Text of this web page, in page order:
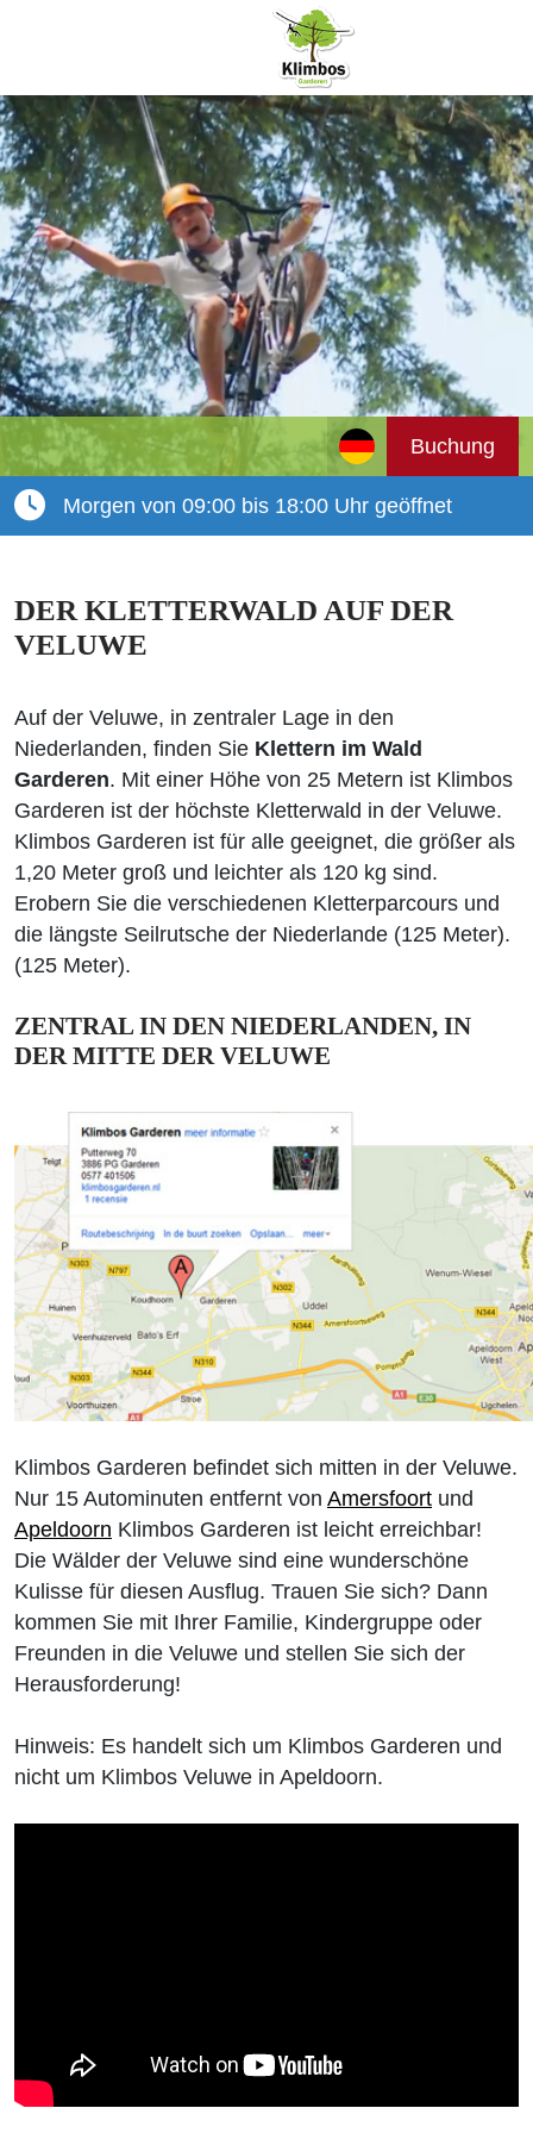
Buchung
Morgen von 09:00 bis 18:00 Uhr geöffnet
DER KLETTERWALD AUF DER
VELUWE
Auf der Veluwe, in zentraler Lage in den
Niederlanden, finden Sie Klettern im Wald
Garderen. Mit einer Höhe von 25 Metern ist Klimbos
Garderen ist der höchste Kletterwald in der Veluwe.
Klimbos Garderen ist für alle geeignet, die größer als
1,20 Meter groß und leichter als 120 kg sind.
Erobern Sie die verschiedenen Kletterparcours und
die längste Seilrutsche der Niederlande (125 Meter).
(125 Meter).
ZENTRAL IN DEN NIEDERLANDEN, IN
DER MITTE DER VELUWE
Klimbos Garderen befindet sich mitten in der Veluwe.
Nur 15 Autominuten entfernt von Amersfoort und
Apeldoorn Klimbos Garderen ist leicht erreichbar!
Die Wälder der Veluwe sind eine wunderschöne
Kulisse für diesen Ausflug. Trauen Sie sich? Dann
kommen Sie mit Ihrer Familie, Kindergruppe oder
Freunden in die Veluwe und stellen Sie sich der
Herausforderung!
Hinweis: Es handelt sich um Klimbos Garderen und
nicht um Klimbos Veluwe in Apeldoorn.